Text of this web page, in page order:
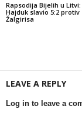
Rapsodija Bijelih u Litvi:
Hajduk slavio 5:2 protiv
Žalgirisa
LEAVE A REPLY
Log in to leave a